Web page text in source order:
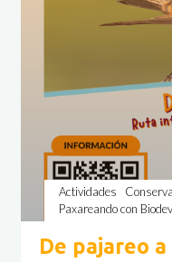
Actividades
Paxareando con
De pajareo